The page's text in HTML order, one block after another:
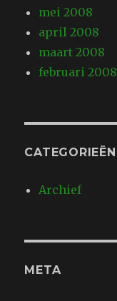
mei 2008
april 2008
maart 2008
februari 2008
CATEGORIEËN
Archief
META